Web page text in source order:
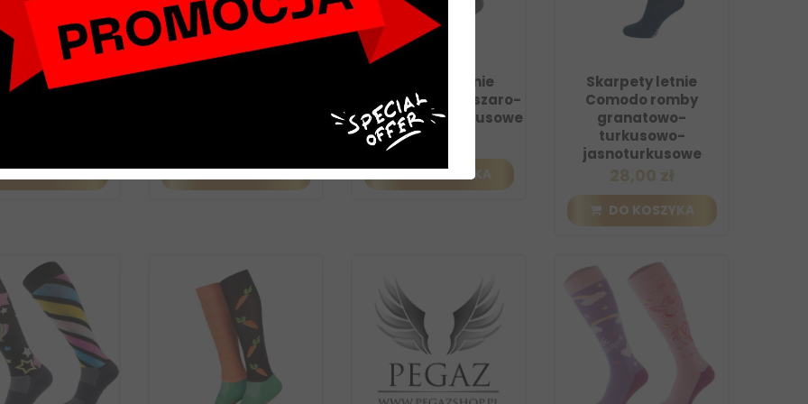
damski Eskadron
Sports Hybrid Waistcoat
Nightblue,...
zł 425,00 zł
DO KOSZYKA
letnie
DO KOSZYKA DO KOSZYKA
Skarpety letnie
Comodo romby szaro-
jasnoszaro-turkusowe
28,00 zł
DO KOSZYKA
Skarpety letnie
Comodo romby
granatowo-
turkusowo-
jasnoturkusowe
DO KOSZYKA